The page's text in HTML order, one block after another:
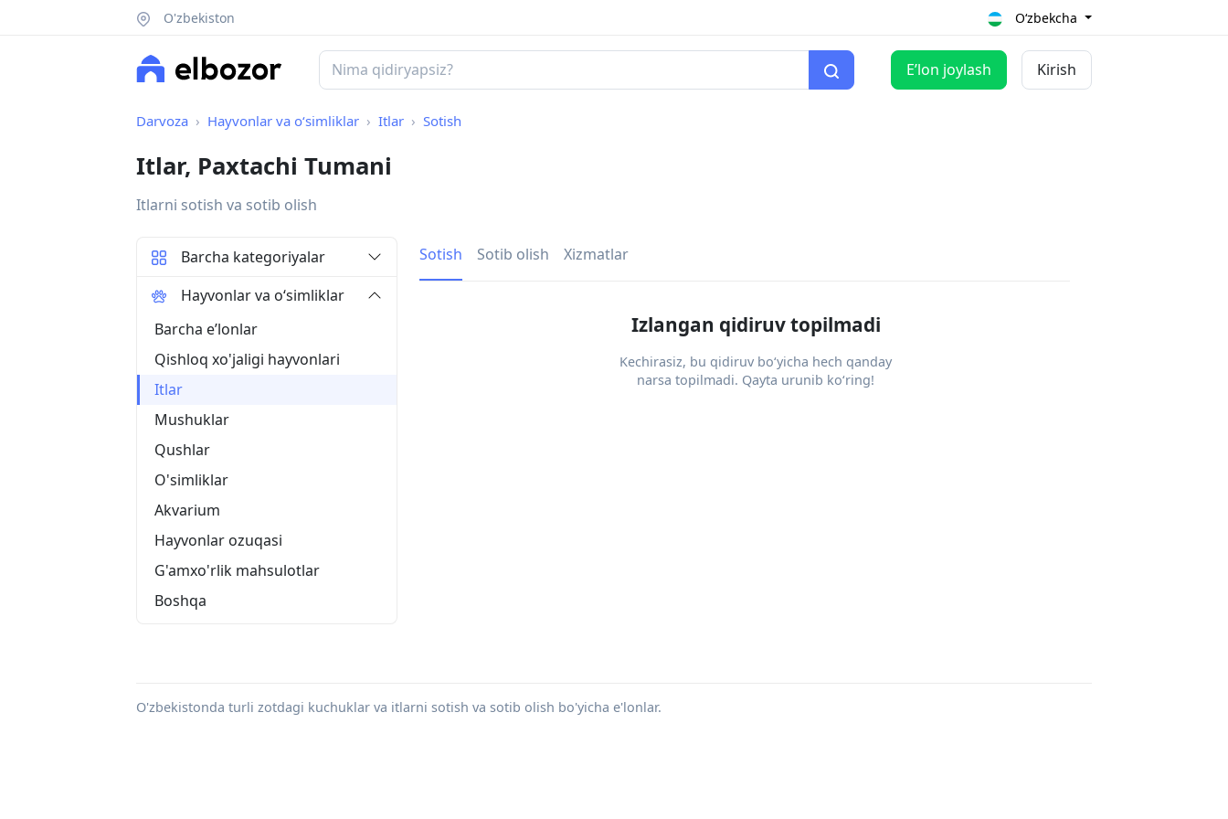
O'zbekiston O‘zbekcha
Eʼlon joylash Kirish
Darvoza Hayvonlar va o‘simliklar Itlar Sotish
Itlar, Paxtachi Tumani
Itlarni sotish va sotib olish
Sotish Sotib olish Xizmatlar
Izlangan qidiruv topilmadi
Kechirasiz, bu qidiruv bo‘yicha hech qanday
narsa topilmadi. Qayta urunib ko‘ring!
Barcha kategoriyalar
Hayvonlar va o‘simliklar
Barcha eʼlonlar
Qishloq xo'jaligi hayvonlari
Itlar
Mushuklar
Qushlar
O'simliklar
Akvarium
Hayvonlar ozuqasi
G'amxo'rlik mahsulotlar
Boshqa
O'zbekistonda turli zotdagi kuchuklar va itlarni sotish va sotib olish bo'yicha e'lonlar.